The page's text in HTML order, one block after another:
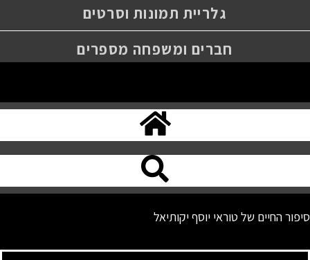
גלריית תמונות וסרטים
חברים ומשפחה מספרים
סיפור החיים של טוראי יוסף יקותיאל